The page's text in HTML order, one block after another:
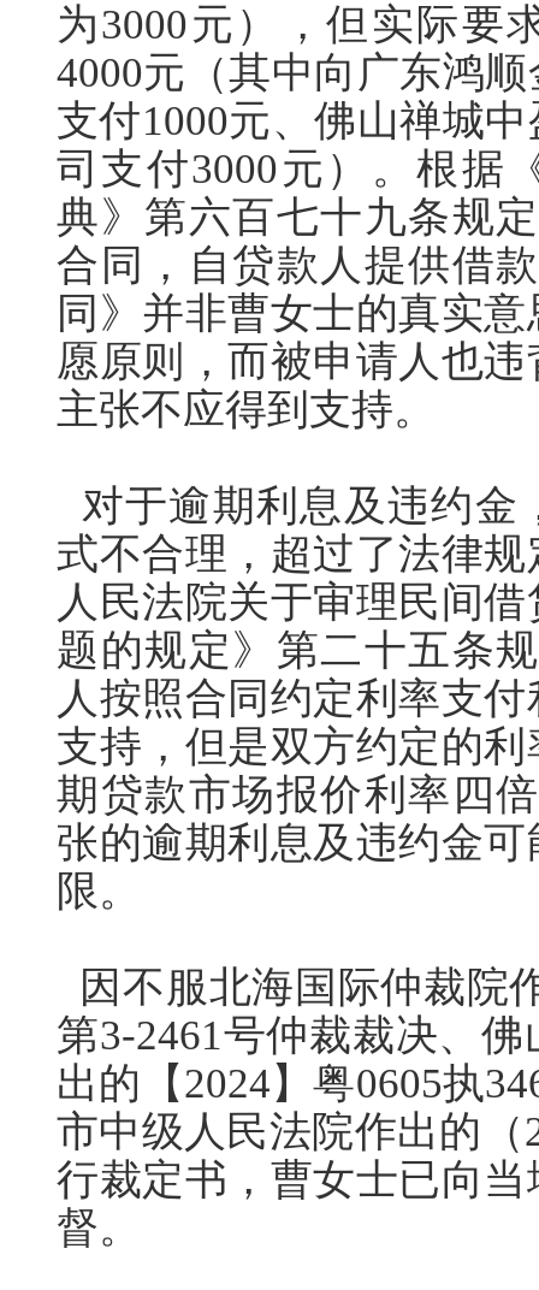
为3000元），但实际要
4000元（其中向广东鸿
支付1000元、佛山禅城
司支付3000元）。根据
典》第六百七十九条规
合同，自贷款人提供借
同》并非曹女士的真实
愿原则，而被申请人也
主张不应得到支持。
对于逾期利息及违约金
式不合理，超过了法律
人民法院关于审理民间
题的规定》第二十五条
人按照合同约定利率支
支持，但是双方约定的
期贷款市场报价利率四
张的逾期利息及违约金
限。
因不服北海国际仲裁院
第3-2461号仲裁裁决、
出的【2024】粤0605执
市中级人民法院作出的（
行裁定书，曹女士已向
督。